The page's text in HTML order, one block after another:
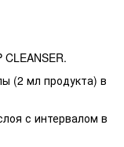
(2 мл продукта) в
с интервалом в